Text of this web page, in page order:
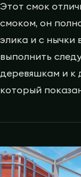
Этот смок
смоком, он
элика и с нычки
выполнить
деревяшкам и к
который